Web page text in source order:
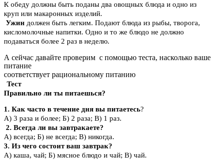
К обеду должны быть поданы два овощных блюда и одно из
круп или макаронных изделий.
Ужин должен быть легким. Подают блюда из рыбы, творога,
кисломолочные напитки. Одно и то же блюдо не должно
подаваться более 2 раз в неделю.
А сейчас давайте проверим с помощью теста, насколько ваше
питание
соответствует рациональному питанию
Тест
Правильно ли ты питаешься?
1. Как часто в течение дня вы питаетесь?
А) 3 раза и более; Б) 2 раза; В) 1 раз.
2. Всегда ли вы завтракаете?
А) всегда; Б) не всегда; В) никогда.
3. Из чего состоит ваш завтрак?
А) каша, чай; Б) мясное блюдо и чай; В) чай.